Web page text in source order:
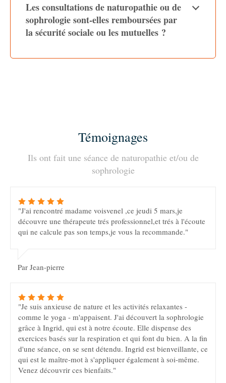
Les consultations de naturopathie ou de
sophrologie sont-elles remboursées par
la sécurité sociale ou les mutuelles ?
Témoignages
Ils ont fait une séance de naturopathie et/ou de
sophrologie
"J'ai rencontré madame voisvenel ,ce jeudi 5 mars,je
découvre une thérapeute trés professionnel,et trés à l'écoute
qui ne calcule pas son temps,je vous la recommande."
Par Jean-pierre
"Je suis anxieuse de nature et les activités relaxantes -
comme le yoga - m'appaisent. J'ai découvert la sophrologie
grâce à Ingrid, qui est à notre écoute. Elle dispense des
exercices basés sur la respiration et qui font du bien. A la fin
d'une séance, on se sent détendu. Ingrid est bienveillante, ce
qui est le maître-mot à s'appliquer également à soi-même.
Venez découvrir ces bienfaits."